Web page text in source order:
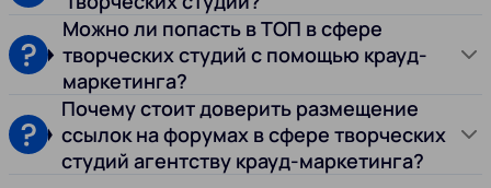
Можно ли попасть в ТОП в сфере
творческих студий с помощью крауд-
маркетинга?
Почему стоит доверить размещение
ссылок на форумах в сфере творческих
студий агентству крауд-маркетинга?